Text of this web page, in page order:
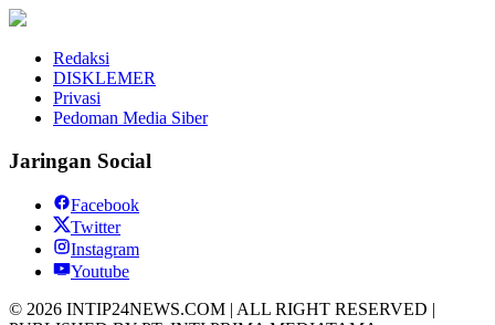
Redaksi
DISKLEMER
Privasi
Pedoman Media Siber
Jaringan Social
Facebook
Twitter
Instagram
Youtube
© 2026 INTIP24NEWS.COM | ALL RIGHT RESERVED |